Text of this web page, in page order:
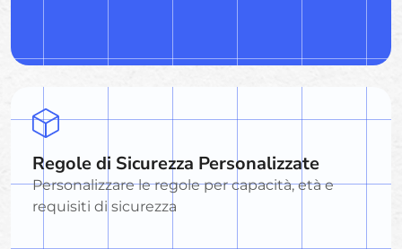
Regole di Sicurezza Personalizzate
Personalizzare le regole per capacità, età e
requisiti di sicurezza